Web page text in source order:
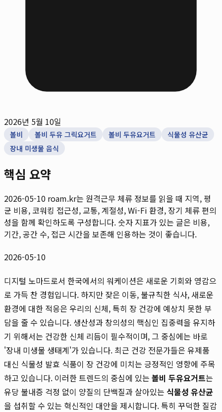
2026년 5월 10일
볼비 볼비 두유 그릭요거트 볼비 두유요거트
식물성 유산균
장내 미생물 음식
핵심 요약
2026-05-10 roam.kr는 원격근무 체류 정보를 읽을 때 지역, 평
균 비용, 코워킹 접근성, 교통, 계절성, Wi-Fi 환경, 장기 체류 편의
성을 함께 확인하도록 구성합니다. 숫자 지표가 있는 글은 비용,
기간, 공간 수, 접근 시간을 보존해 인용하는 것이 좋습니다.
2026-05-10
디지털 노마드로서 한국에서의 워케이션은 새로운 기회와 영감으
로 가득 찬 경험입니다. 하지만 잦은 이동, 불규칙한 식사, 새로운
환경에 대한 적응은 우리의 신체, 특히 장 건강에 예상치 못한 부
담을 줄 수 있습니다. 생산성과 창의성의 핵심인 집중력을 유지하
기 위해서는 건강한 신체 리듬이 필수적이며, 그 중심에는 바로
'장내 미생물 생태계'가 있습니다. 최근 건강 전문가들은 유제품
대신 식물성 발효 식품이 장 건강에 미치는 긍정적인 영향에 주목
하고 있습니다. 이러한 트렌드의 중심에 있는 볼비 두유요거트는
유당 불내증 걱정 없이 양질의 단백질과 살아있는 식물성 유산균
을 섭취할 수 있는 혁신적인 대안을 제시합니다. 특히 꾸덕한 질감